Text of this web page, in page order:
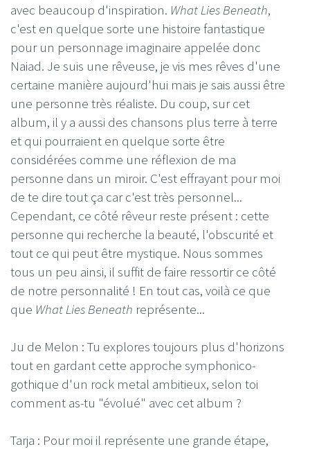
avec beaucoup d'inspiration. What Lies Beneath,
c'est en quelque sorte une histoire fantastique
pour un personnage imaginaire appelée donc
Naiad. Je suis une rêveuse, je vis mes rêves d'une
certaine manière aujourd'hui mais je sais aussi être
une personne très réaliste. Du coup, sur cet
album, il y a aussi des chansons plus terre à terre
et qui pourraient en quelque sorte être
considérées comme une réflexion de ma
personne dans un miroir. C'est effrayant pour moi
de te dire tout ça car c'est très personnel...
Cependant, ce côté rêveur reste présent : cette
personne qui recherche la beauté, l'obscurité et
tout ce qui peut être mystique. Nous sommes
tous un peu ainsi, il suffit de faire ressortir ce côté
de notre personnalité ! En tout cas, voilà ce que
que What Lies Beneath représente...
Ju de Melon : Tu explores toujours plus d'horizons
tout en gardant cette approche symphonico-
gothique d'un rock metal ambitieux, selon toi
comment as-tu "évolué" avec cet album ?
Tarja : Pour moi il représente une grande étape,